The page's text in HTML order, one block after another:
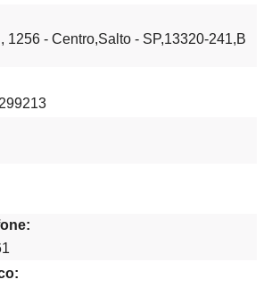
1256 - Centro,Salto - SP,13320-241,B